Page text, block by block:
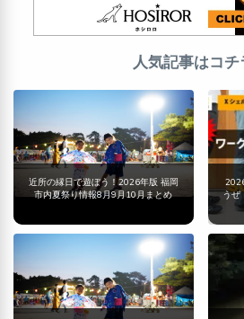
人気記事はコチ
近所の縁日で遊ぼう！2026年版 福岡
市内夏祭り情報8月9月10月まとめ
うぜ